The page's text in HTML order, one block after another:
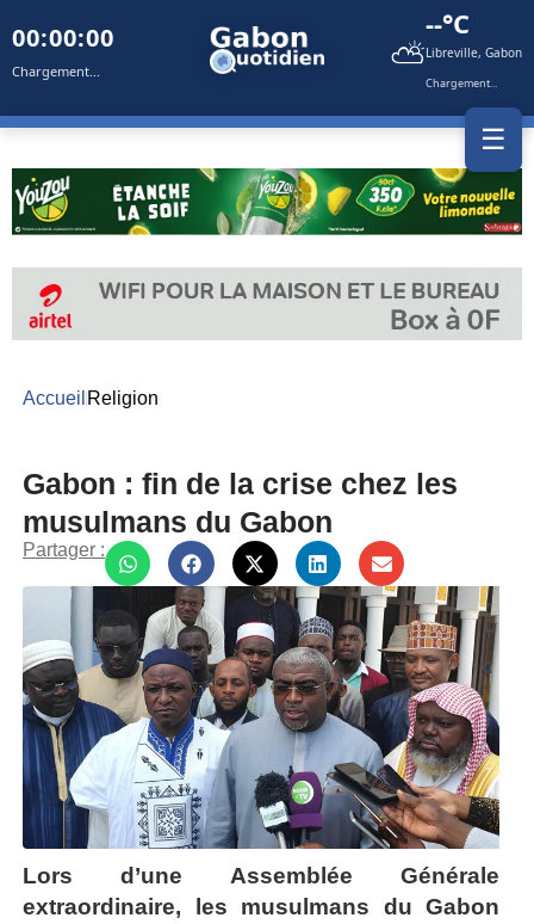
00:00:00
Chargement... ⛅
--°C
Libreville, Gabon
Chargement...
☰
Accueil Religion
Gabon : fin de la crise chez les
musulmans du Gabon
Partager :
Lors d’une Assemblée Générale
extraordinaire, les musulmans du Gabon